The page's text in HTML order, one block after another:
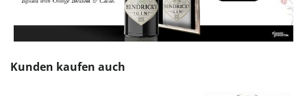
Produktgalerie überspringen
Kunden kaufen auch